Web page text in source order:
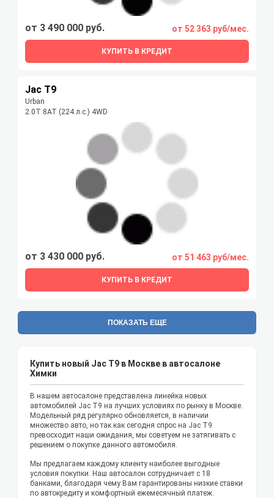
от 3 490 000 руб. от 52 363 руб/мес.
КУПИТЬ В КРЕДИТ
Jac T9
Urban
2.0T 8AT (224 л.с.) 4WD
от 3 430 000 руб. от 51 463 руб/мес.
КУПИТЬ В КРЕДИТ
ПОКАЗАТЬ ЕЩЕ
Купить новый Jac T9 в Москве в автосалоне
Химки
В нашем автосалоне представлена линейка новых
автомобилей Jac T9 на лучших условиях по рынку в Москве.
Модельный ряд регулярно обновляется, в наличии
множество авто, но так как сегодня спрос на Jac T9
превосходит наши ожидания, мы советуем не затягивать с
решением о покупке данного автомобиля.
Мы предлагаем каждому клиенту наиболее выгодные
условия покупки. Наш автосалон сотрудничает с 18
банками, благодаря чему Вам гарантированы низкие ставки
по автокредиту и комфортный ежемесячный платеж.